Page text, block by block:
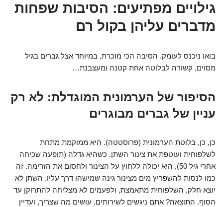
גילויים מפתיעים: הסיבות שפחות
מדברים עליהן בקול רם
בואו ניכנס לעומק. הסיבה הכי מוכרת, במיוחד אצל גברים בגיל
מסוים, קשורה לבלוטה אחת קטנה ומעצבנת…
הסיפור של הערמונית המוגדלת: לא רק
עניין של גברים מבוגרים
כן, כן, בלוטת הערמונית (פרוסטטה). היא ממוקמת מתחת
לשלפוחית ועוטפת את צינור השתן. כשהיא גדלה (תופעה שכיחה
אחרי גיל 50), היא יכולה ללחוץ על הצינור ולחסום את הזרימה. זה
כמו לנסות להשפריץ מים מצינור גינה שמישהו דרך עליו. השתן לא
יוצא חלק, השלפוחית מתאמצת, ולפעמים לא מצליחה להתרוקן עד
הסוף. התוצאה? אתם ניגשים לשירותים, עושים מה שצריך, ועדיין